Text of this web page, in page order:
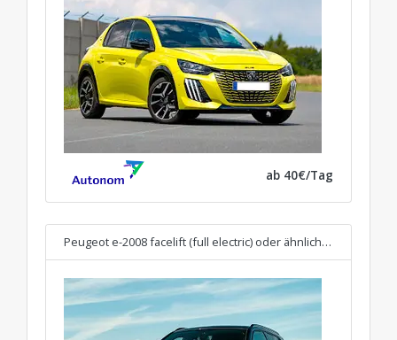
ab 40€/Tag
Peugeot e-2008 facelift (full electric) oder ähnliches